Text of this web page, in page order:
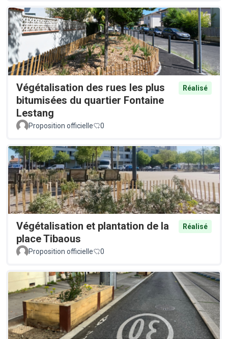
Végétalisation des rues les plus
bitumisées du quartier Fontaine
Lestang
Réalisé
Proposition officielle 0
Végétalisation et plantation de la
place Tibaous
Réalisé
Proposition officielle 0